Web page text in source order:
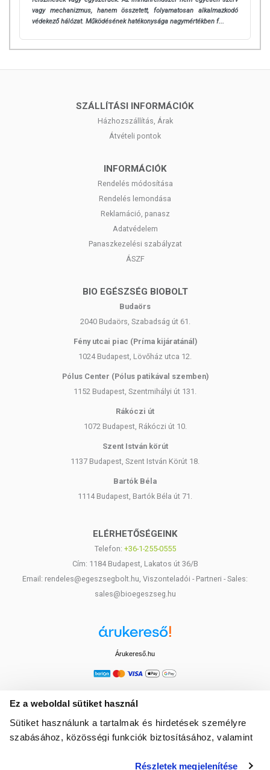
Ez a weboldal sütiket használ
Sütiket használunk a tartalmak és hirdetések személyre
szabásához, közösségi funkciók biztosításához, valamint
média-, hirdető- és elemező partnereinkkel megosztjuk az
Részletek megjelenítése
Ne felejtsük, hogy egyes vitaminok, ásványi anyagok
hatékonyabban működnek együtt, és ételeink is több
komponensből állnak. Általában pont azokat az
összetevőket tartalmazzák, abban az arányban, amelyek
MCT olaj (kókusz- és pálmaolajból), D3 vitamin
(kolekalciferol), K2-vitamin (>95% transz menakinon-7), E-
vitamin (alfa, béta, gamma, delta tokoferolok), A-vitamin
EGYÉB INFORMÁCIÓK
Minőségét megőrzi:Lásd a csomagoláson feltüntetett
szabályozás szerint élelmiszereknek minősülnek, amelyek a
hagyományos étrend kiegészítését szolgálják, és koncentrált
formában tartalmaznak tápanyagokat. Bár az étrend-
egyénenként eltérő lehet, jelölésük, megjelenítésük és
reklámozásuk során nem engedélyezett a készítményeknek
A termék nem helyettesíti a kiegyensúlyozott, vegyes étrendet és
Betegség esetén használatát beszélje meg kezelőorvosával. Az
ajánlott napi fogyasztási mennyiséget ne lépje túl! Ne szedje a
allergiás! Kisgyermektől elzárva tartandó!
vagy mechanizmus, hanem összetett, folyamatosan alkalmazkodó
védekező hálózat. Működésének hatékonysága nagymértékben f...
SZÁLLÍTÁSI INFORMÁCIÓK
Házhozszállítás, Árak
Átvételi pontok
INFORMÁCIÓK
Rendelés módosítása
Rendelés lemondása
Reklamáció, panasz
Adatvédelem
Panaszkezelési szabályzat
ÁSZF
BIO EGÉSZSÉG BIOBOLT
Budaörs
2040 Budaörs, Szabadság út 61.
Fény utcai piac (Príma kijáratánál)
1024 Budapest, Lövőház utca 12.
Pólus Center (Pólus patikával szemben)
1152 Budapest, Szentmihályi út 131.
Rákóczi út
1072 Budapest, Rákóczi út 10.
Szent István körút
1137 Budapest, Szent István Körút 18.
Bartók Béla
1114 Budapest, Bartók Béla út 71.
ELÉRHETŐSÉGEINK
Telefon: +36-1-255-0555
Cím: 1184 Budapest, Lakatos út 36/B
Email: rendeles@egeszsegbolt.hu, Viszonteladói - Partneri - Sales:
sales@bioegeszseg.hu
Árukereső.hu